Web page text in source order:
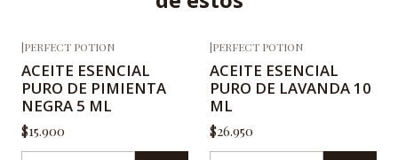
|PERFECT POTION
ACEITE ESENCIAL
PURO DE PIMIENTA
NEGRA 5 ML
$15.900
|PERFECT POTION
ACEITE ESENCIAL
PURO DE LAVANDA 10
ML
$26.950